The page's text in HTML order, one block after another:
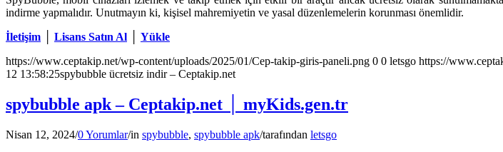
indirme yapmalıdır. Unutmayın ki, kişisel mahremiyetin ve yasal düzenlemelerin korunması önemlidir.
İletişim
Lisans Satın Al
Yükle
https://www.ceptakip.net/wp-content/uploads/2025/01/Cep-takip-giris-paneli.png 0 0 letsgo https://
12 13:58:25spybubble ücretsiz indir – Ceptakip.net
spybubble apk – Ceptakip.net │ myKids.gen.tr
Nisan 12, 2024/0 Yorumlar/in spybubble, spybubble apk/tarafından letsgo